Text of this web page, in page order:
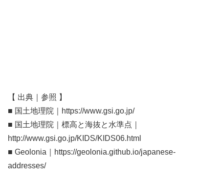
【 出典｜参照 】
■ 国土地理院｜https://www.gsi.go.jp/
■ 国土地理院｜標高と海抜と水準点｜
http://www.gsi.go.jp/KIDS/KIDS06.html
■ Geolonia｜https://geolonia.github.io/japanese-
addresses/